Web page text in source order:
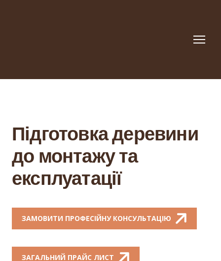
Підготовка деревини
до монтажу та
експлуатації
ЗАМОВИТИ ПРОФЕСІЙНУ КОНСУЛЬТАЦІЮ
ЗАГАЛЬНИЙ ПРАЙС ЛИСТ